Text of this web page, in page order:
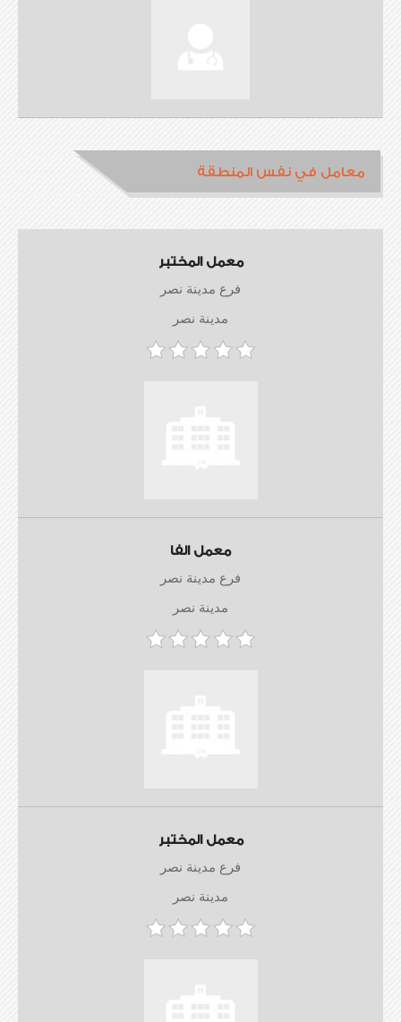
معامل في نفس المنطقة
معمل المختبر
فرع مدينة نصر
مدينة نصر
معمل الفا
فرع مدينة نصر
مدينة نصر
معمل المختبر
فرع مدينة نصر
مدينة نصر